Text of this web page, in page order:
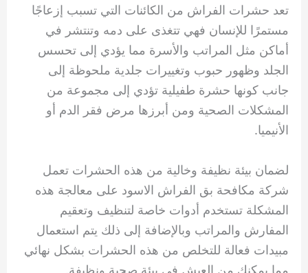
تعد حشرات الفراش من الكائنات التي تسبب إزعاجًا
مستمرًا للإنسان فهي تتغذى على دمه وتنتشر في
أماكن مثل المراتب والأسرة مما يؤدي إلى تحسس
الجلد وظهور حبوب وتغييرات جلدية ملحوظة إلى
جانب كونها حشرة طفيلية تؤدي إلى مجموعة من
المشكلات الصحية ومن أبرزها مرض فقر الدم أو
الأنيميا.
لضمان بيئة نظيفة وخالية من هذه الحشرات تعمل
شركة مكافحة بق الفراش الاسود على معالجة هذه
المشكلة تستخدم أدوات خاصة لتنظيف وتعقيم
المفارش والمراتب وبالإضافة إلى ذلك يتم استعمال
مبيدات فعالة للتخلص من هذه الحشرات بشكل نهائي
مما يمكنك من العيش في بيئة صحية ونظيفة.